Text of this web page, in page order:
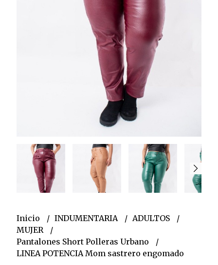
Inicio INDUMENTARIA
ADULTOS
MUJER
Pantalones Short Polleras Urbano
LINEA POTENCIA Mom sastrero engomado